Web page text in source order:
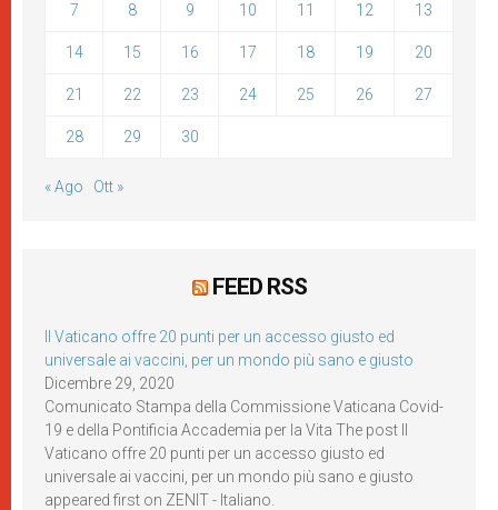
7 8 9 10 11 12 13
14 15 16 17 18 19 20
21 22 23 24 25 26 27
28 29 30
« Ago Ott »
FEED RSS
Il Vaticano offre 20 punti per un accesso giusto ed
universale ai vaccini, per un mondo più sano e giusto
Dicembre 29, 2020
Comunicato Stampa della Commissione Vaticana Covid-
19 e della Pontificia Accademia per la Vita The post Il
Vaticano offre 20 punti per un accesso giusto ed
universale ai vaccini, per un mondo più sano e giusto
appeared first on ZENIT - Italiano.